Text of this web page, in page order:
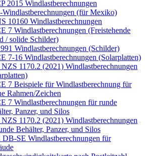
2015 Windlastberechnungen
Windlastberechnungen (für Mexiko)
10160 Windlastberechnungen
7 Windlastberechnungen (Freistehende
/ solide Schilder)
Windlastberechnungen (Schilder)
7-16 Windlastberechnungen (Solarplatten)
1170.2 (2021) Windlastberechnungen
7 Beispiele für Windlastberechnung für
Rahmen/Zeichen
7 Windlastberechnungen für runde
Panzer, und Silos
1170.2 (2021) Windlastberechnungen
Behälter, Panzer, und Silos
SE Windlastberechnungen für